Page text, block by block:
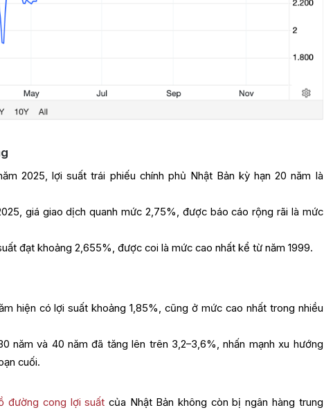
2025, lợi suất trái phiếu chính phủ Nhật Bản kỳ hạn 20 năm là
giá giao dịch quanh mức 2,75%, được báo cáo rộng rãi là mức
đạt khoảng 2,655%, được coi là mức cao nhất kể từ năm 1999.
hiện có lợi suất khoảng 1,85%, cũng ở mức cao nhất trong nhiều
năm và 40 năm đã tăng lên trên 3,2–3,6%, nhấn mạnh xu hướng
cuối.
đường cong lợi suất của Nhật Bản không còn bị ngân hàng trung